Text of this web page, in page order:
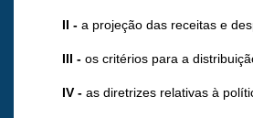
II - a projeção das receitas e
III - os critérios para a
IV - as diretrizes relativas à